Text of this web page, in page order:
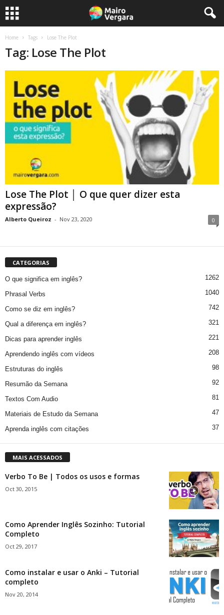
Home Tags Lose The Plot
Tag: Lose The Plot
Lose The Plot │ O que quer dizer esta
expressão?
Alberto Queiroz - Nov 23, 2020 0
CATEGORIAS
O que significa em inglês? 1262
Phrasal Verbs 1040
Como se diz em inglês? 742
Qual a diferença em inglês? 321
Dicas para aprender inglês 221
Aprendendo inglês com vídeos 208
Estruturas do inglês 98
Resumão da Semana 92
Textos Com Audio 81
Materiais de Estudo da Semana 47
Aprenda inglês com citações 37
MAIS ACESSADOS
Verbo To Be | Todos os usos e formas
Oct 30, 2015
Como Aprender Inglês Sozinho: Tutorial
Completo
Oct 29, 2017
Como instalar e usar o Anki – Tutorial
completo
Nov 20, 2014